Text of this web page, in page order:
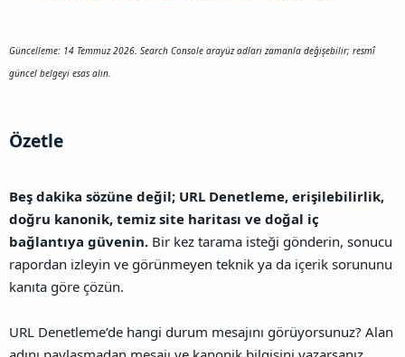
Güncelleme: 14 Temmuz 2026. Search Console arayüz adları zamanla değişebilir; resmî
güncel belgeyi esas alın.
Özetle​
Beş dakika sözüne değil; URL Denetleme, erişilebilirlik,
doğru kanonik, temiz site haritası ve doğal iç
bağlantıya güvenin. Bir kez tarama isteği gönderin, sonucu
rapordan izleyin ve görünmeyen teknik ya da içerik sorununu
kanıta göre çözün.
URL Denetleme’de hangi durum mesajını görüyorsunuz? Alan